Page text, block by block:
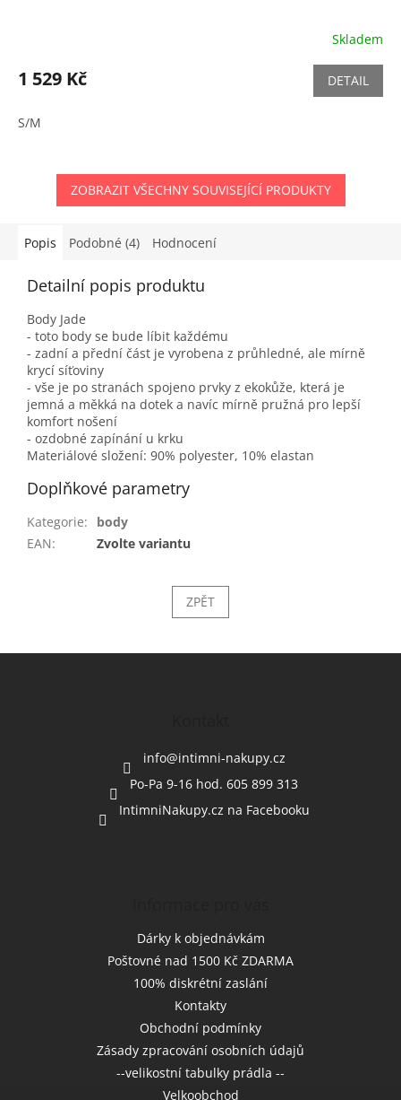
Skladem
1 529 Kč DETAIL
S/M
ZOBRAZIT VŠECHNY SOUVISEJÍCÍ PRODUKTY
Popis Podobné (4) Hodnocení
Detailní popis produktu
Body Jade
- toto body se bude líbit každému
- zadní a přední část je vyrobena z průhledné, ale mírně
krycí síťoviny
- vše je po stranách spojeno prvky z ekokůže, která je
jemná a měkká na dotek a navíc mírně pružná pro lepší
komfort nošení
- ozdobné zapínání u krku
Materiálové složení: 90% polyester, 10% elastan
Doplňkové parametry
Kategorie:
body
EAN: Zvolte variantu
ZPĚT
info@intimni-nakupy.cz
Po-Pa 9-16 hod. 605 899 313
IntimniNakupy.cz na Facebooku
Dárky k objednávkám
Poštovné nad 1500 Kč ZDARMA
100% diskrétní zaslání
Kontakty
Obchodní podmínky
Zásady zpracování osobních údajů
--velikostní tabulky prádla --
Velkoobchod